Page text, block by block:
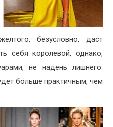
безусловно, даст
себя королевой, однако,
не надень лишнего.
больше практичным, чем